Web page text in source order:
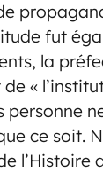
fut
la
«
personne
ce soit.
l’Histoire